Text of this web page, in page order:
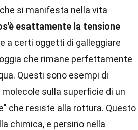
si manifesta nella vita
esattamente la tensione
a certi oggetti di galleggiare
che rimane perfettamente
Questi sono esempi di
molecole sulla superficie di un
che resiste alla rottura. Questo
chimica, e persino nella